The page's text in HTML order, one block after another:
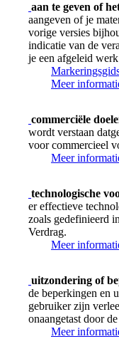
aan te geven of
aangeven of je
vorige versies
indicatie van de
je een afgeleid
Meer
commerciële
wordt verstaan
voor commercieel
Meer
technologische
er effectieve
zoals gedefinieerd
Verdrag.
Meer
uitzondering of
de beperkingen en
gebruiker zijn
onaangetast door
Meer